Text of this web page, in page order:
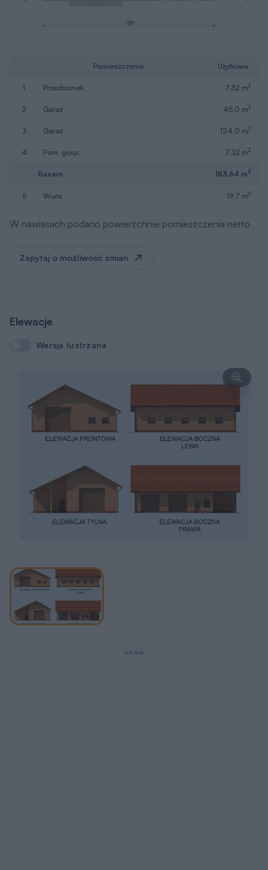
Pomieszczenie Użytkowa
1 przedsionek 7,32 m2
2 garaż 45,0 m2
3 garaż 124,0 m2
4 pom. gosp. 7,32 m2
Razem 183,64 m2
5 wiata 19,7 m2
W nawiasach podano powierzchnie pomieszczenia netto
Zapytaj o możliwość zmian
Elewacje
Wersja lustrzana
Wersja lustrzana
REKLAMA